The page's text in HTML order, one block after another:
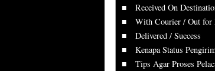
Received On
With Courier / Out for
Delivered / Success
Kenapa Status
Tips Agar Proses